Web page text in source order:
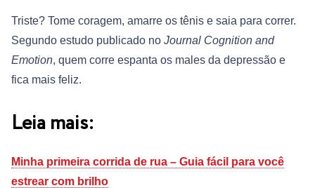
Triste? Tome coragem, amarre os tênis e saia para correr.
Segundo estudo publicado no Journal Cognition and
Emotion, quem corre espanta os males da depressão e
fica mais feliz.
Leia mais:
Minha primeira corrida de rua – Guia fácil para você
estrear com brilho